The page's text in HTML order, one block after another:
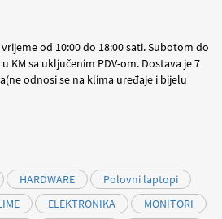
vrijeme od 10:00 do 18:00 sati. Subotom do
u KM sa uključenim PDV-om. Dostava je 7
odnosi se na klima uređaje i bijelu
HARDWARE
Polovni laptopi
ELEKTRONIKA
MONITORI